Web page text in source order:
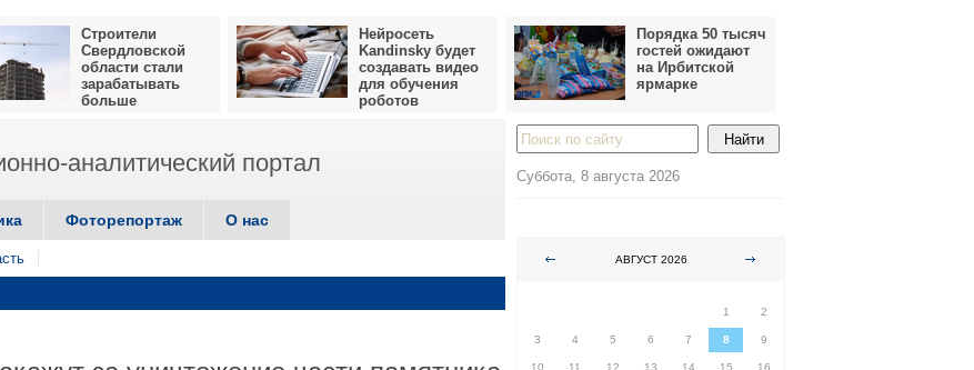
Строители
Свердловской
области стали
зарабатывать
больше
Нейросеть
Kandinsky будет
создавать видео
для обучения
роботов
Порядка 50 тысяч
гостей ожидают
на Ирбитской
ярмарке
аналитический портал
Фоторепортаж О нас
Суббота, 8 августа 2026
АВГУСТ 2026
1
2
3 4 5 6 7 8 9
10 11 12 13 14 15 16